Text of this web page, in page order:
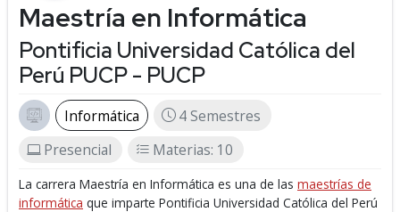
Maestría en Informática
Pontificia Universidad Católica del
Perú PUCP - PUCP
Informática
4 Semestres
Presencial
Materias: 10
La carrera Maestría en Informática es una de las maestrías de
informática que imparte Pontificia Universidad Católica del Perú